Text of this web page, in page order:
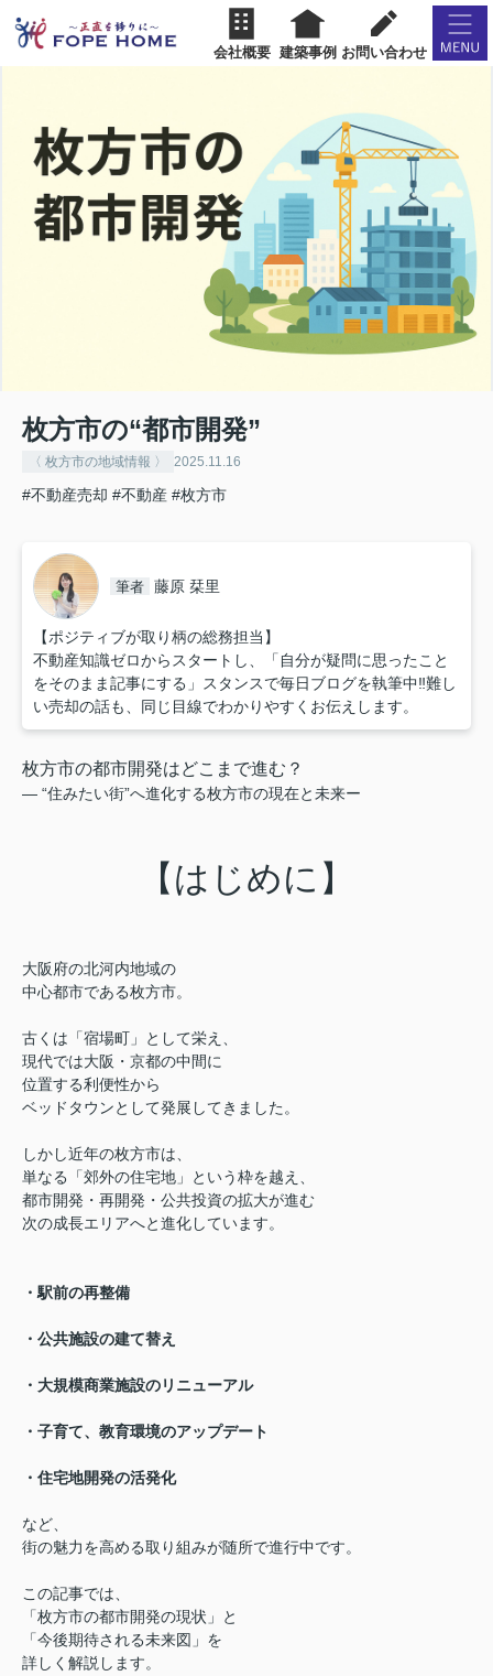
会社概要 建築事例 お問い合わせ
枚方市の“都市開発”
〈 枚方市の地域情報 〉 2025.11.16
#不動産売却 #不動産 #枚方市
筆者 藤原 栞里
【ポジティブが取り柄の総務担当】
不動産知識ゼロからスタートし、「自分が疑問に思ったこと
をそのまま記事にする」スタンスで毎日ブログを執筆中‼︎難し
い売却の話も、同じ目線でわかりやすくお伝えします。
枚方市の都市開発はどこまで進む？
― “住みたい街”へ進化する枚方市の現在と未来ー
【はじめに】
大阪府の北河内地域の
中心都市である枚方市。
古くは「宿場町」として栄え、
現代では大阪・京都の中間に
位置する利便性から
ベッドタウンとして発展してきました。
しかし近年の枚方市は、
単なる「郊外の住宅地」という枠を越え、
都市開発・再開発・公共投資の拡大が進む
次の成長エリアへと進化しています。
・駅前の再整備
・公共施設の建て替え
・大規模商業施設のリニューアル
・子育て、教育環境のアップデート
・住宅地開発の活発化
など、
街の魅力を高める取り組みが随所で進行中です。
この記事では、
「枚方市の都市開発の現状」と
「今後期待される未来図」を
詳しく解説します。